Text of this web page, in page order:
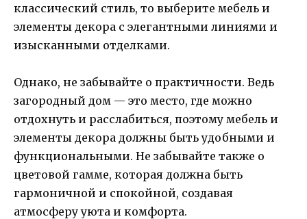
классический стиль, то выберите мебель и
элементы декора с элегантными линиями и
изысканными отделками.
Однако, не забывайте о практичности. Ведь
загородный дом — это место, где можно
отдохнуть и расслабиться, поэтому мебель и
элементы декора должны быть удобными и
функциональными. Не забывайте также о
цветовой гамме, которая должна быть
гармоничной и спокойной, создавая
атмосферу уюта и комфорта.